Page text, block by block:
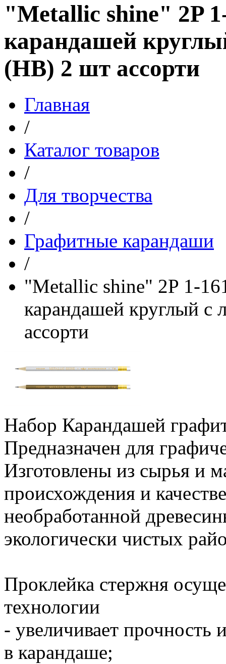
"Metallic shine" 2P
карандашей
(HB) 2 шт ассорти
Главная
/
Каталог товаров
/
Для творчества
/
Графитные карандаши
/
"Metallic shine" 2P 1-
карандашей круглый
ассорти
Набор Карандашей
Предназначен для
Изготовлены из сырья и
происхождения и
необработанной
экологически чистых
Проклейка стержня
технологии
- увеличивает прочность
в карандаше;